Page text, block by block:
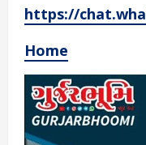
https://
Home